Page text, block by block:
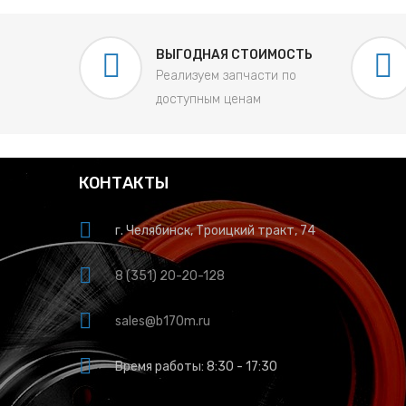
ВЫГОДНАЯ СТОИМОСТЬ
Реализуем запчасти по
доступным ценам
КОНТАКТЫ
г. Челябинск, Троицкий тракт, 74
8 (351) 20-20-128
sales@b170m.ru
Время работы: 8:30 - 17:30